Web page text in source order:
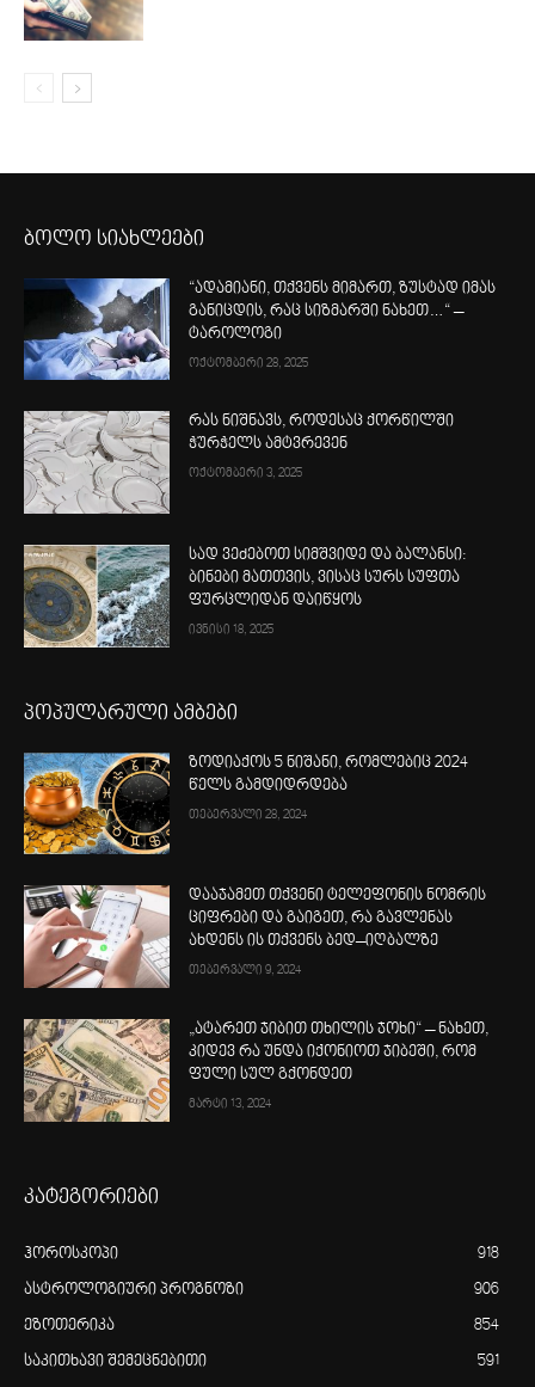
ბოლო სიახლეები
“ადამიანი, თქვენს მიმართ, ზუსტად იმას
განიცდის, რაც სიზმარში ნახეთ…“ –
ტაროლოგი
ოქტომბერი 28, 2025
რას ნიშნავს, როდესაც ქორწილში
ჭურჭელს ამტვრევენ
ოქტომბერი 3, 2025
სად ვეძებოთ სიმშვიდე და ბალანსი:
ბინები მათთვის, ვისაც სურს სუფთა
ფურცლიდან დაიწყოს
ივნისი 18, 2025
პოპულარული ამბები
ზოდიაქოს 5 ნიშანი, რომლებიც 2024
წელს გამდიდრდება
თებერვალი 28, 2024
დააჯამეთ თქვენი ტელეფონის ნომრის
ციფრები და გაიგეთ, რა გავლენას
ახდენს ის თქვენს ბედ–იღბალზე
თებერვალი 9, 2024
„ატარეთ ჯიბით თხილის ჯოხი“ – ნახეთ,
კიდევ რა უნდა იქონიოთ ჯიბეში, რომ
ფული სულ გქონდეთ
მარტი 13, 2024
კატეგორიები
ჰოროსკოპი 918
ასტროლოგიური პროგნოზი 906
ეზოთერიკა 854
საკითხავი შემეცნებითი 591